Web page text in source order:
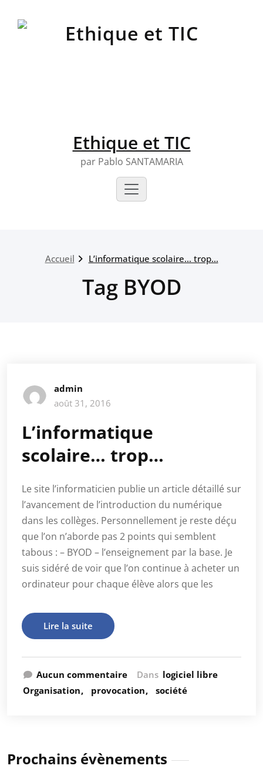
Ethique et TIC
par Pablo SANTAMARIA
Accueil L’informatique scolaire… trop…
Tag BYOD
admin
août 31, 2016
L’informatique
scolaire… trop…
Le site l’informaticien publie un article détaillé sur
l’avancement de l’introduction du numérique
dans les collèges. Personnellement je reste déçu
que l’on n’aborde pas 2 points qui semblent
tabous : – BYOD – l’enseignement par la base. Je
suis sidéré de voir que l’on continue à acheter un
ordinateur pour chaque élève alors que les
Lire la suite
Aucun commentaire Dans logiciel libre
Organisation
provocation société
Prochains évènements